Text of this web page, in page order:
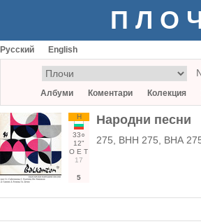
Русский English
Албуми Коментари Колекция
Н
33○
12"
О Е Т
17
5
Народни песни
275, ВНН 275, ВНА